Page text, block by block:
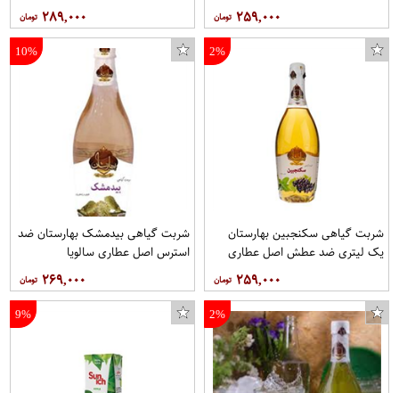
۲۵۹,۰۰۰ ۲۸۹,۰۰۰
2%
شربت گیاهی سکنجبین بهارستان
یک لیتری ضد عطش اصل عطاری
۲۵۹,۰۰۰
10%
شربت گیاهی بیدمشک بهارستان ضد
استرس اصل عطاری سالویا
۲۶۹,۰۰۰
2%
9%